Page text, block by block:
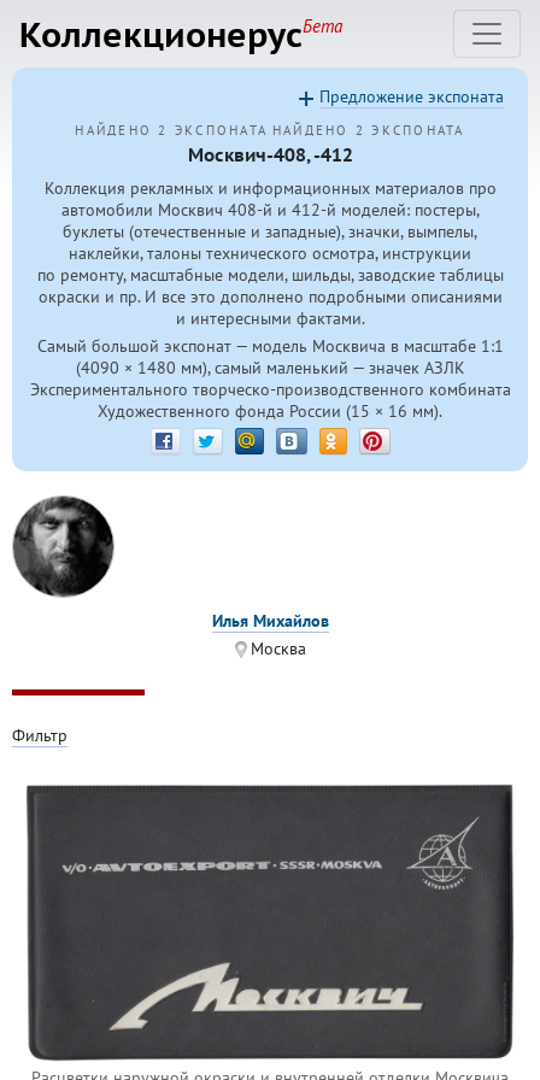
КоллекционерусБета
НАЙДЕНО 2 ЭКСПОНАТА НАЙДЕНО 2 ЭКСПОНАТА
Москвич-408, -412
Коллекция рекламных и информационных материалов про
автомобили Москвич 408-й и 412-й моделей: постеры,
буклеты (отечественные и западные), значки, вымпелы,
наклейки, талоны технического осмотра, инструкции
по ремонту, масштабные модели, шильды, заводские таблицы
окраски и пр. И все это дополнено подробными описаниями
и интересными фактами.
Самый большой экспонат — модель Москвича в масштабе 1:1
(4090 × 1480 мм), самый маленький — значек АЗЛК
Экспериментального творческо-производственного комбината
Художественного фонда России (15 × 16 мм).
Предложение экспоната
Илья Михайлов
Москва
Фильтр